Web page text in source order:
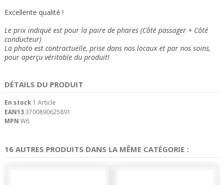
Excellente qualité !
Le prix indiqué est pour la paire de phares (Côté passager + Côté
conducteur)
La photo est contractuelle, prise dans nos locaux et par nos soins,
pour aperçu véritable du produit!
DÉTAILS DU PRODUIT
En stock 1 Article
EAN133700890625891
MPN W6
16 AUTRES PRODUITS DANS LA MÊME CATÉGORIE :